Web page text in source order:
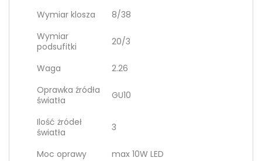
Wymiar klosza
8/38
Wymiar
podsufitki
20/3
Waga
2.26
Oprawka źródła
światła
GU10
Ilość żródeł
światła
3
Moc oprawy
max 10W LED